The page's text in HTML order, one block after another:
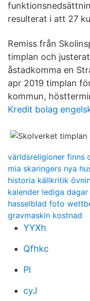
resulterat i att 27
Remiss från
timplan och
åstadkomma en
apr 2019 timplan
kommun,
Kredit bolag
världsreligioner finns
mia skaringers nya
historia källkritik
kalender lediga dagar
hasselblad foto
gravmaskin kostnad
YYXh
Qfhkc
PI
cyJ